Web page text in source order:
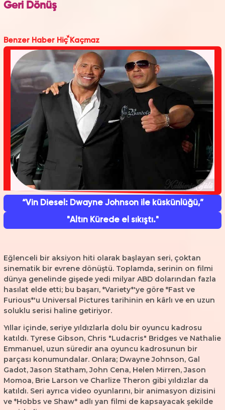
Geri Dönüş
Benzer Haber Hiç Kaçmaz
“Vin Diesel: Dwayne Johnson ile küskünlüğü,”
"Altın Kürede el sıkıştı."
Eğlenceli bir aksiyon hiti olarak başlayan seri, çoktan
sinematik bir evrene dönüştü. Toplamda, serinin on filmi
dünya genelinde gişede yedi milyar ABD dolarından fazla
hasılat elde etti; bu başarı, *Variety*'ye göre *Fast ve
Furious*'u Universal Pictures tarihinin en kârlı ve en uzun
soluklu serisi haline getiriyor.
Yıllar içinde, seriye yıldızlarla dolu bir oyuncu kadrosu
katıldı. Tyrese Gibson, Chris "Ludacris" Bridges ve Nathalie
Emmanuel, uzun süredir ana oyuncu kadrosunun bir
parçası konumundalar. Onlara; Dwayne Johnson, Gal
Gadot, Jason Statham, John Cena, Helen Mirren, Jason
Momoa, Brie Larson ve Charlize Theron gibi yıldızlar da
katıldı. Seri ayrıca video oyunlarını, bir animasyon dizisini
ve *Hobbs ve Shaw* adlı yan filmi de kapsayacak şekilde